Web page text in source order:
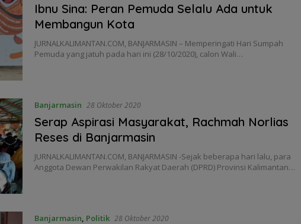
Ibnu Sina: Peran Pemuda Selalu Ada untuk
Membangun Kota
JURNALKALIMANTAN.COM, BANJARMASIN – Memperingati Hari Sumpah
Pemuda yang jatuh pada hari ini (28/10/2020), calon Wali…
Banjarmasin 28 Oktober 2020
Serap Aspirasi Masyarakat, Rachmah Norlias
Reses di Banjarmasin
JURNALKALIMANTAN.COM, BANJARMASIN -Sejak beberapa hari lalu, para
Anggota Dewan Perwakilan Rakyat Daerah (DPRD) Provinsi Kalimantan…
Banjarmasin, Politik 28 Oktober 2020